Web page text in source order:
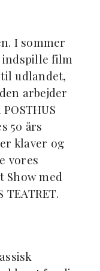
I sommer
indspille film
udlandet,
arbejder
50 års
klaver og
vores
Show med